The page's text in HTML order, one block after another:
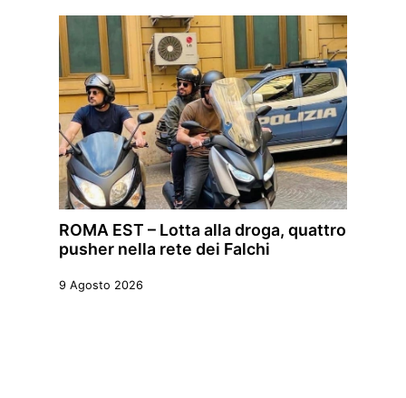
ROMA EST – Lotta alla droga, quattro
pusher nella rete dei Falchi
9 Agosto 2026